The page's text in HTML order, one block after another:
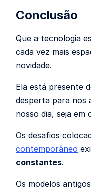
Conclusão
Que a tecnologia
cada vez mais
novidade.
Ela está presente
desperta para nos
nosso dia, seja em
Os desafios
contemporâneo
constantes.
Os modelos